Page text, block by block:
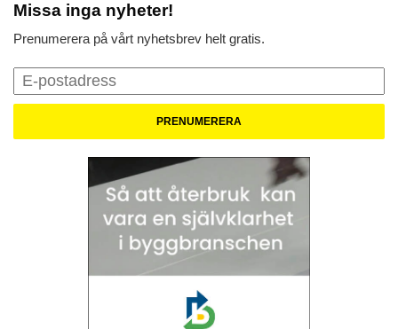
Missa inga nyheter!
Prenumerera på vårt nyhetsbrev helt gratis.